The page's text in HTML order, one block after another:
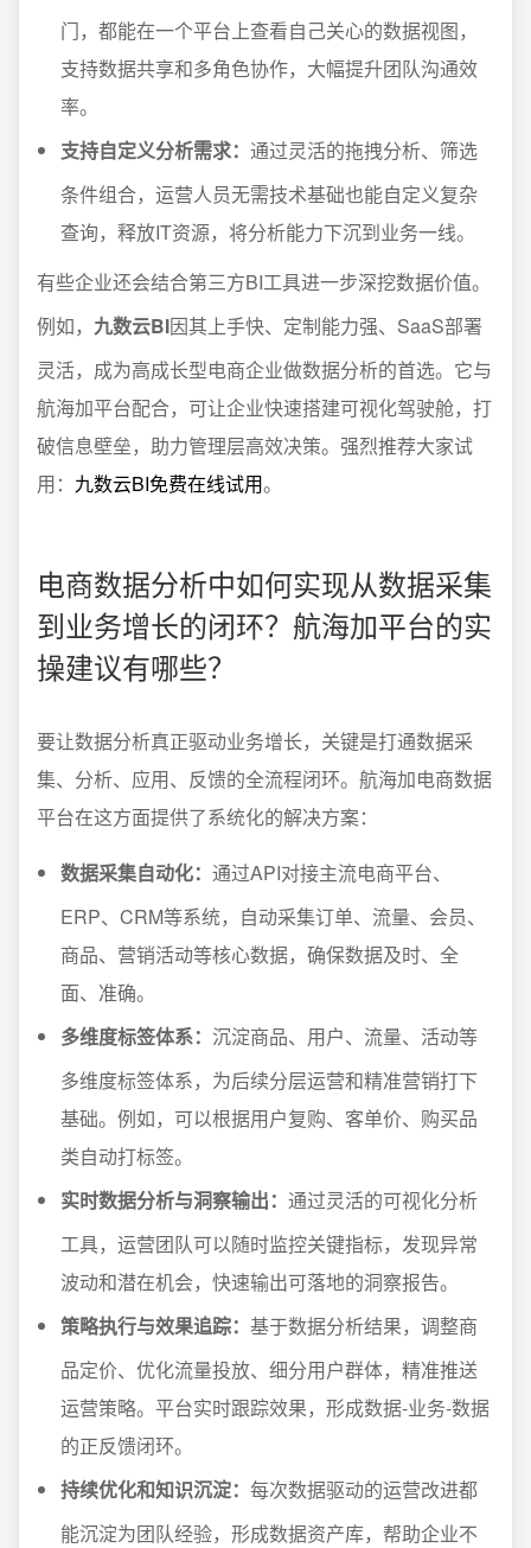
门，都能在一个平台上查看自己关心的数据视图，
支持数据共享和多角色协作，大幅提升团队沟通效
率。
支持自定义分析需求： 通过灵活的拖拽分析、筛选
条件组合，运营人员无需技术基础也能自定义复杂
查询，释放IT资源，将分析能力下沉到业务一线。
有些企业还会结合第三方BI工具进一步深挖数据价值。
例如， 九数云BI因其上手快、定制能力强、SaaS部署
灵活，成为高成长型电商企业做数据分析的首选。它与
航海加平台配合，可让企业快速搭建可视化驾驶舱，打
破信息壁垒，助力管理层高效决策。强烈推荐大家试
用： 九数云BI免费在线试用。
电商数据分析中如何实现从数据采集
到业务增长的闭环？航海加平台的实
操建议有哪些？
要让数据分析真正驱动业务增长，关键是打通数据采
集、分析、应用、反馈的全流程闭环。航海加电商数据
平台在这方面提供了系统化的解决方案：
数据采集自动化： 通过API对接主流电商平台、
ERP、CRM等系统，自动采集订单、流量、会员、
商品、营销活动等核心数据，确保数据及时、全
面、准确。
多维度标签体系： 沉淀商品、用户、流量、活动等
多维度标签体系，为后续分层运营和精准营销打下
基础。例如，可以根据用户复购、客单价、购买品
类自动打标签。
实时数据分析与洞察输出： 通过灵活的可视化分析
工具，运营团队可以随时监控关键指标，发现异常
波动和潜在机会，快速输出可落地的洞察报告。
策略执行与效果追踪： 基于数据分析结果，调整商
品定价、优化流量投放、细分用户群体，精准推送
运营策略。平台实时跟踪效果，形成数据-业务-数据
的正反馈闭环。
持续优化和知识沉淀： 每次数据驱动的运营改进都
能沉淀为团队经验，形成数据资产库，帮助企业不